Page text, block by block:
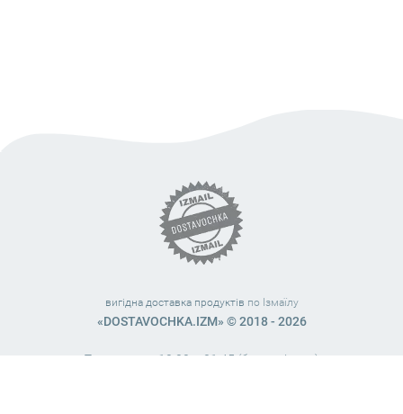
вигідна доставка продуктів по Ізмаїлу
«DOSTAVOCHKA.IZM» © 2018 - 2026
Працюємо з 10:00 – 21:45 (без вихідних)